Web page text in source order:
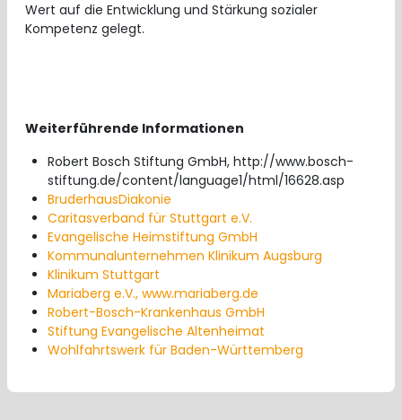
Wert auf die Entwicklung und Stärkung sozialer
Kompetenz gelegt.
Weiterführende Informationen
Robert Bosch Stiftung GmbH, http://www.bosch-
stiftung.de/content/language1/html/16628.asp
BruderhausDiakonie
Caritasverband für Stuttgart e.V.
Evangelische Heimstiftung GmbH
Kommunalunternehmen Klinikum Augsburg
Klinikum Stuttgart
Mariaberg e.V., www.mariaberg.de
Robert-Bosch-Krankenhaus GmbH
Stiftung Evangelische Altenheimat
Wohlfahrtswerk für Baden-Württemberg